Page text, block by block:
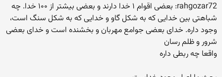
rahgozar72: بعضی اقوام ۱ خدا دارند و بعضی بیشتر از ۱۰۰ خدا. چه
شباهتی بین خدایی که به شکل گاو و خدایی که به شکل سنگ است،
وجود داره. خدای بعضی جوامع مهربان و بخشنده است و خدای بعضی
شرور و ظلم رسان
واقعا چه ربطی داره